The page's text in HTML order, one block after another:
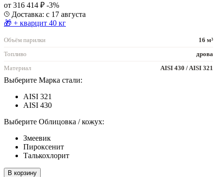
от 316 414 ₽ -3%
Доставка: с 17 августа
🎁 + кварцит 40 кг
Объём парилки
16 м³
Топливо
дрова
Материал
AISI 430 / AISI 321
Выберите Марка стали:
AISI 321
AISI 430
Выберите Облицовка / кожух:
Змеевик
Пироксенит
Талькохлорит
В корзину